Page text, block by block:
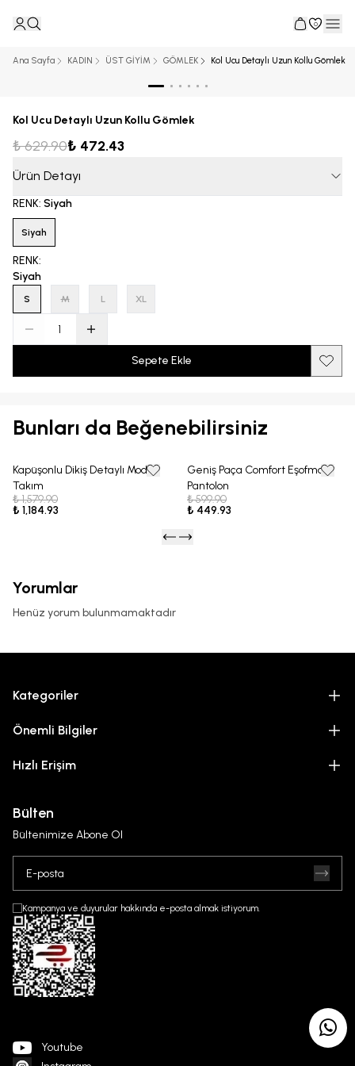
0
Ana Sayfa KADIN ÜST GİYİM GÖMLEK Kol Ucu Detaylı Uzun Kollu Gömlek
Kol Ucu Detaylı Uzun Kollu Gömlek
₺ 629.90₺ 472.43
Ürün Detayı
RENK: Siyah
Siyah
RENK:
Siyah
S M L XL
Sepete Ekle
Bunları da Beğenebilirsiniz
25% OFF
Kapüşonlu Dikiş Detaylı Modal
Takım
₺ 1,579.90
₺ 1,184.93
25% OFF
Geniş Paça Comfort Eşofman
Pantolon
₺ 599.90
₺ 449.93
Yorumlar
Henüz yorum bulunmamaktadır
Kategoriler
Önemli Bilgiler
Hızlı Erişim
Bülten
Bültenimize Abone Ol
Kampanya ve duyurular hakkında e-posta almak istiyorum.
Youtube